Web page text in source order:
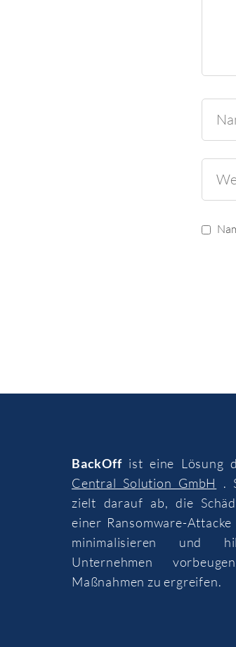
BackOffist eine Lösung
Central Solution GmbH
.
zielt darauf ab, die
einer Ransomware-Attacke
minimalisieren und
Unternehmen
Maßnahmen zu ergreifen.